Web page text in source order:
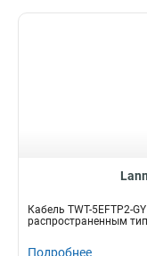
Кабель TWT-5EFTP2-
распространенным
Подробнее